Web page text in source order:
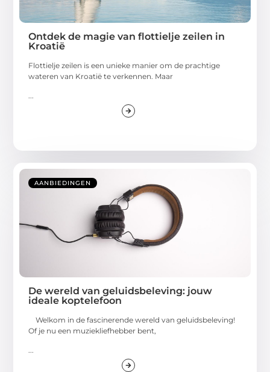
Ontdek de magie van flottielje zeilen in
Kroatië
Flottielje zeilen is een unieke manier om de prachtige
wateren van Kroatië te verkennen. Maar
AANBIEDINGEN
De wereld van geluidsbeleving: jouw
ideale koptelefoon
Welkom in de fascinerende wereld van geluidsbeleving!
Of je nu een muziekliefhebber bent,
...